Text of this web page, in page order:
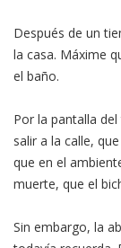
Después de un
la casa. Máxime
el baño.
Por la pantalla
salir a la calle,
que en el
muerte, que el
Sin embargo, la